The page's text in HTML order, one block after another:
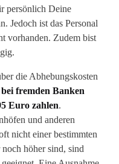
persönlich Deine
Jedoch ist das Personal
vorhanden. Zudem bist
die Abhebungskosten
bei fremden Banken
Euro zahlen.
und anderen
nicht einer bestimmten
höher sind, sind